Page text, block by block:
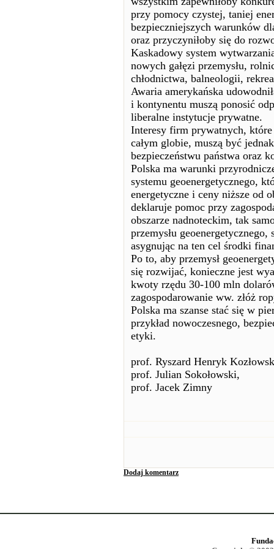
przy pomocy czystej, taniej
bezpieczniejszych warunków
oraz przyczyniłoby się do
Kaskadowy system
nowych gałęzi przemysłu,
chłodnictwa, balneologii,
Awaria amerykańska
i kontynentu muszą ponosić
liberalne instytucje prywatne.
Interesy firm prywatnych,
całym globie, muszą być
bezpieczeństwu państwa oraz
Polska ma warunki
systemu geoenergetycznego,
energetyczne i ceny niższe od
deklaruje pomoc przy
obszarze nadnoteckim, tak
przemysłu
asygnując na ten cel środki
Po to, aby przemysł
się rozwijać, konieczne jest
kwoty rzędu 30-100 mln
zagospodarowanie ww. złóż
Polska ma szanse stać się w
przykład nowoczesnego,
etyki.
prof. Ryszard Henryk
prof. Julian Sokołowski,
prof. Jacek Zimny
Dodaj komentarz